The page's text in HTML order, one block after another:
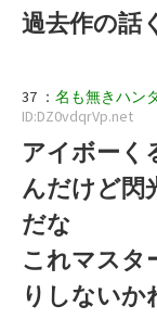
過去作の話
37 ： 名も無きハン
ID:DZ0vdqrVp.net
アイボーく
んだけど閃
だな
これマスタ
りしないか